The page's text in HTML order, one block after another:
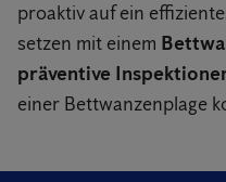
proaktiv auf ein
setzen mit einem
präventive
einer Bettwanzenplage